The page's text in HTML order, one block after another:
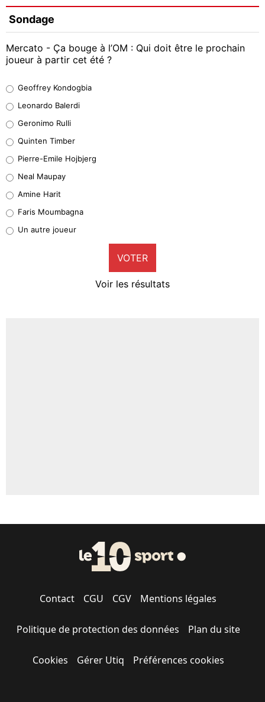
Sondage
Mercato - Ça bouge à l’OM : Qui doit être le prochain
joueur à partir cet été ?
38%
32%
5%
1%
9%
Geoffrey Kondogbia
Leonardo Balerdi
Geronimo Rulli
Quinten Timber
Pierre-Emile Hojbjerg
Neal Maupay
Amine Harit
Faris Moumbagna
Un autre joueur
VOTER
Voir les résultats
Contact CGU CGV Mentions légales
Politique de protection des données Plan du site
Cookies Gérer Utiq Préférences cookies